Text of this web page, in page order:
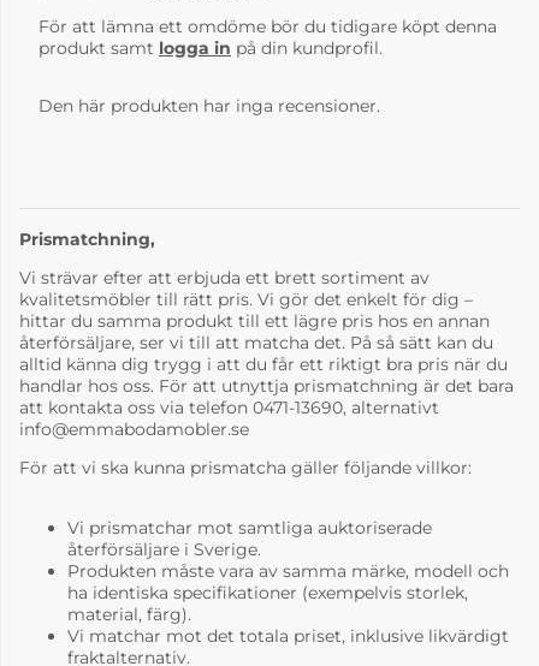
För att lämna ett omdöme bör du tidigare köpt denna
produkt samt logga in på din kundprofil.
Den här produkten har inga recensioner.
Prismatchning,
Vi strävar efter att erbjuda ett brett sortiment av
kvalitetsmöbler till rätt pris. Vi gör det enkelt för dig –
hittar du samma produkt till ett lägre pris hos en annan
återförsäljare, ser vi till att matcha det. På så sätt kan du
alltid känna dig trygg i att du får ett riktigt bra pris när du
handlar hos oss. För att utnyttja prismatchning är det bara
att kontakta oss via telefon 0471-13690, alternativt
info@emmabodamobler.se
För att vi ska kunna prismatcha gäller följande villkor:
Vi prismatchar mot samtliga auktoriserade
återförsäljare i Sverige.
Produkten måste vara av samma märke, modell och
ha identiska specifikationer (exempelvis storlek,
material, färg).
Vi matchar mot det totala priset, inklusive likvärdigt
fraktalternativ.